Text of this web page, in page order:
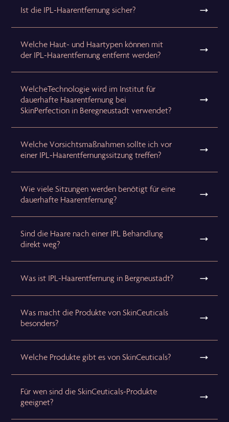
Ist die IPL-Haarentfernung sicher?
Welche Haut- und Haartypen können mit
der IPL-Haarentfernung entfernt werden?
WelcheTechnologie wird im Institut für
dauerhafte Haarentfernung bei
SkinPerfection in Beregneustadt verwendet?
Welche Vorsichtsmaßnahmen sollte ich vor
einer IPL-Haarentfernungssitzung treffen?
Wie viele Sitzungen werden benötigt für eine
dauerhafte Haarentfernung?
Sind die Haare nach einer IPL Behandlung
direkt weg?
Was ist IPL-Haarentfernung in Bergneustadt?
Was macht die Produkte von SkinCeuticals
besonders?
Welche Produkte gibt es von SkinCeuticals?
Für wen sind die SkinCeuticals-Produkte
geeignet?